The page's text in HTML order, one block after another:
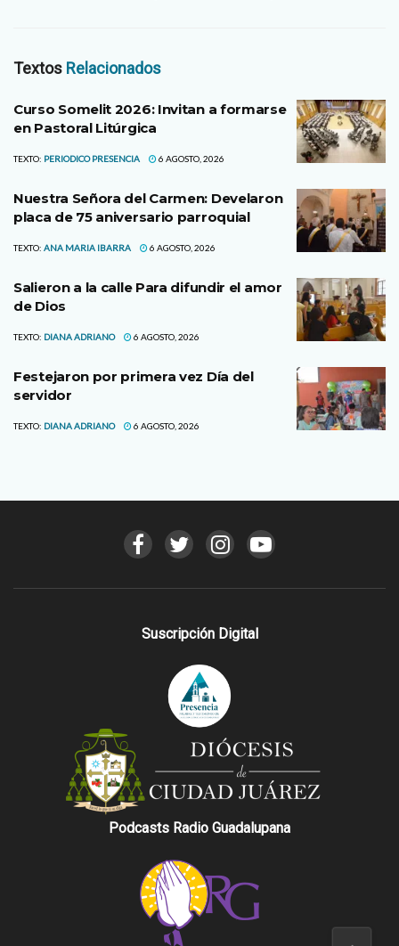
Textos Relacionados
Curso Somelit 2026: Invitan a formarse
en Pastoral Litúrgica
TEXTO: PERIODICO PRESENCIA 6 AGOSTO, 2026
Nuestra Señora del Carmen: Develaron
placa de 75 aniversario parroquial
TEXTO: ANA MARIA IBARRA 6 AGOSTO, 2026
Salieron a la calle Para difundir el amor
de Dios
TEXTO: DIANA ADRIANO 6 AGOSTO, 2026
Festejaron por primera vez Día del
servidor
TEXTO: DIANA ADRIANO 6 AGOSTO, 2026
Suscripción Digital
Podcasts Radio Guadalupana